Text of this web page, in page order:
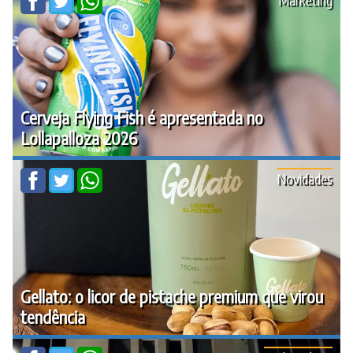
Cerveja Flying Fish é apresentada no
Lollapalloza 2026
Gellato: o licor de pistache premium que virou
tendência
Novidades